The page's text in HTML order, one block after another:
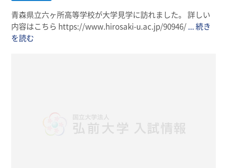
青森県立六ヶ所高等学校が大学見学に訪れました。 詳しい
内容はこちら https://www.hirosaki-u.ac.jp/90946/ ... 続き
を読む